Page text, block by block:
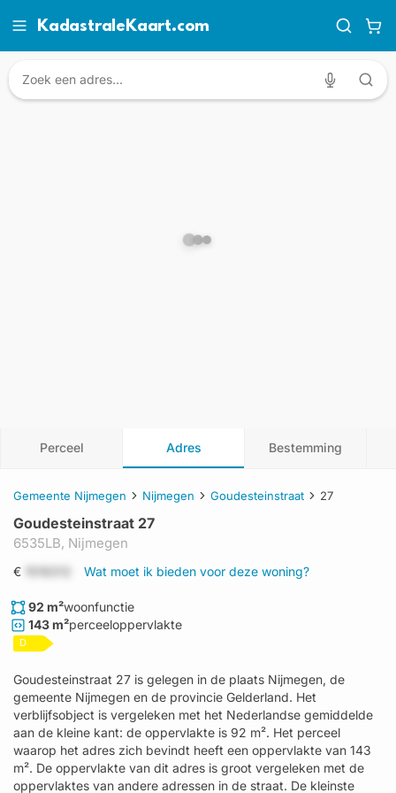
KadastraleKaart.com
Perceel Adres Bestemming
Gemeente Nijmegen Nijmegen Goudesteinstraat 27
Goudesteinstraat 27
6535LB, Nijmegen
€ Wat moet ik bieden voor deze woning?
92 m²woonfunctie
143 m²perceeloppervlakte
D
Goudesteinstraat 27 is gelegen in de plaats Nijmegen, de
gemeente Nijmegen en de provincie Gelderland. Het
verblijfsobject is vergeleken met het Nederlandse gemiddelde
aan de kleine kant: de oppervlakte is 92 m². Het perceel
waarop het adres zich bevindt heeft een oppervlakte van 143
m². De oppervlakte van dit adres is groot vergeleken met de
oppervlaktes van andere adressen in de straat. De kleinste